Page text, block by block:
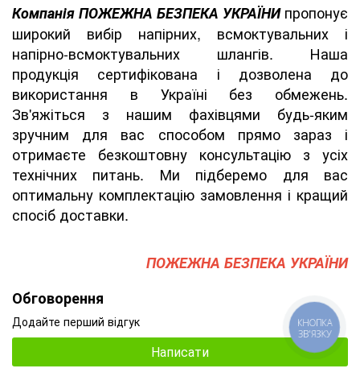
Компанія ПОЖЕЖНА БЕЗПЕКА УКРАЇНИпропонує
широкий вибір напірних, всмоктувальних і
напірно-всмоктувальних шлангів. Наша
продукція сертифікована і дозволена до
використання в Україні без обмежень.
Зв'яжіться з нашим фахівцями будь-яким
зручним для вас способом прямо зараз і
отримаєте безкоштовну консультацію з усіх
технічних питань. Ми підберемо для вас
оптимальну комплектацію замовлення і кращий
спосіб доставки.
ПОЖЕЖНА БЕЗПЕКА УКРАЇНИ
Обговорення
Додайте перший відгук
Написати
КНОПКА
ЗВ'ЯЗКУ